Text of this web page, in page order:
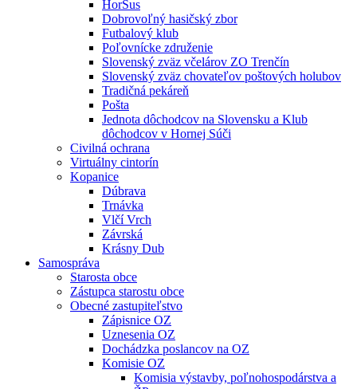
HorSus
Dobrovoľný hasičský zbor
Futbalový klub
Poľovnícke združenie
Slovenský zväz včelárov ZO Trenčín
Slovenský zväz chovateľov poštových holubov
Tradičná pekáreň
Pošta
Jednota dôchodcov na Slovensku a Klub
dôchodcov v Hornej Súči
Civilná ochrana
Virtuálny cintorín
Kopanice
Dúbrava
Trnávka
Vlčí Vrch
Závrská
Krásny Dub
Samospráva
Starosta obce
Zástupca starostu obce
Obecné zastupiteľstvo
Zápisnice OZ
Uznesenia OZ
Dochádzka poslancov na OZ
Komisie OZ
Komisia výstavby, poľnohospodárstva a